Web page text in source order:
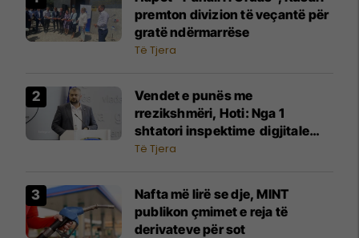
premton divizion të veçantë për
gratë ndërmarrëse
Të Tjera
Vendet e punës me
rrezikshmëri, Hoti: Nga 1
shtatori inspektime digjitale
dhe mbikëqyrje me dronë
Të Tjera
Nafta më lirë se dje, MINT
publikon çmimet e reja të
derivateve për sot